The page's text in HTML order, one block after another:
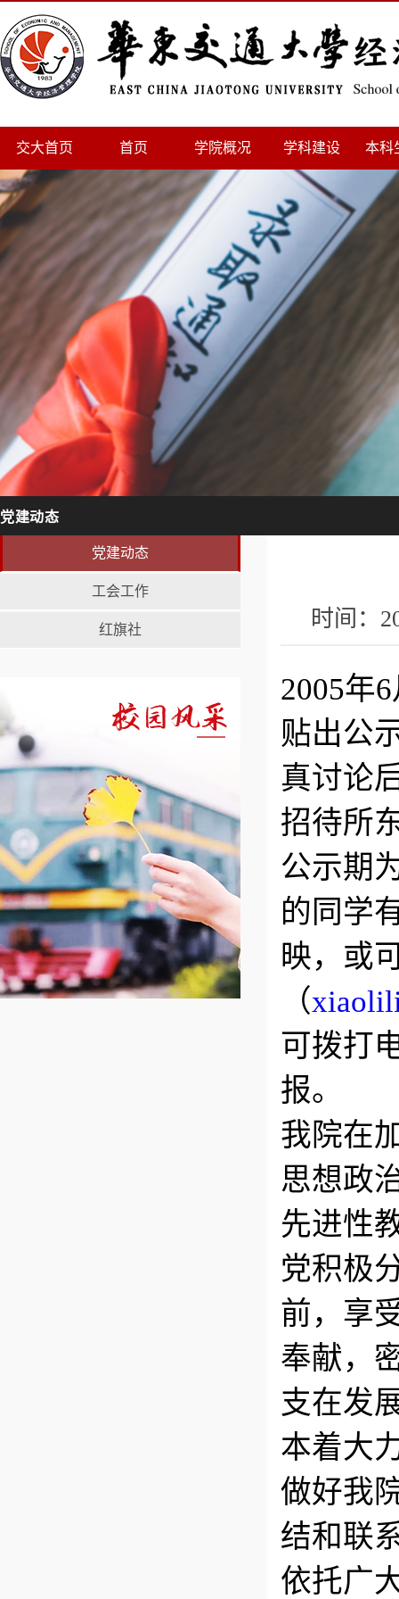
交大首页 首页 学院概况 学科建设 本科
党建动态
党建动态
工会工作
红旗社 时间：
2005年
贴出公
真讨论
招待所
公示期
的同学
映，或
（
可拨打
报。
我院在
思想政
先进性
党积极
前，享
奉献，
支在发
本着大
做好我
结和联
依托广